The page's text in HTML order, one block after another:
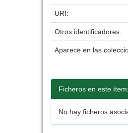
URI:
Otros identificadores:
Aparece en las
Ficheros en este ítem:
No hay ficheros